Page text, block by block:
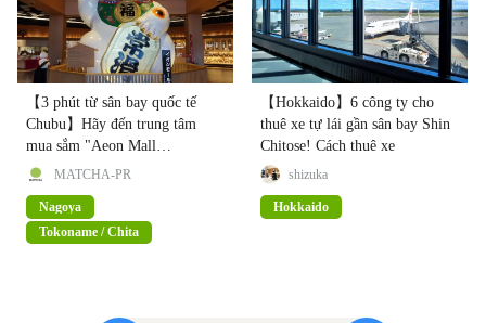
【3 phút từ sân bay quốc tế
Chubu】Hãy đến trung tâm
mua sắm "Aeon Mall
Tokoname" trải nghiệm suối
MATCHA-PR
Nagoya
Tokoname / Chita
【Hokkaido】6 công ty cho
thuê xe tự lái gần sân bay Shin
Chitose! Cách thuê xe
shizuka
Hokkaido